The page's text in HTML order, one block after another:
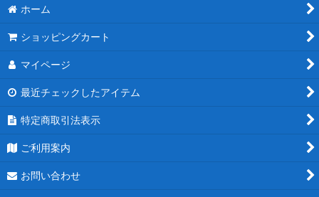
ホーム
ショッピングカート
マイページ
最近チェックしたアイテム
特定商取引法表示
ご利用案内
お問い合わせ